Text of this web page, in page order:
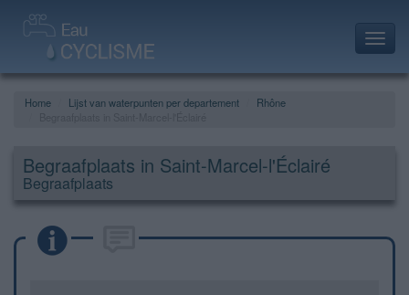
Home Lijst van waterpunten per departement
Rhône
Begraafplaats in Saint-Marcel-l'Éclairé
Begraafplaats